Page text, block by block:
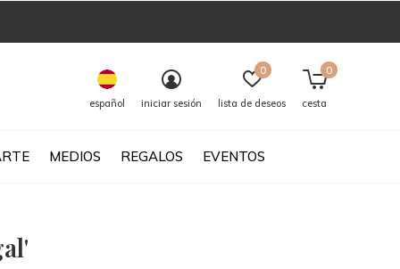
MEDIOS REGALOS EVENTOS
español iniciar sesión lista de deseos
0
cesta
0